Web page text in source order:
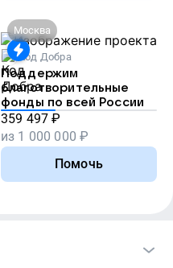
Москва
Код Добра
Поддержим
благотворительные
фонды по всей России
359 497 ₽
из 1 000 000 ₽
Помочь